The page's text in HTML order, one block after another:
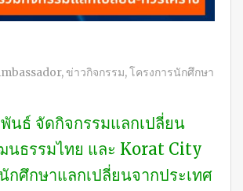
,ข่าวกิจกรรม,โครงการนักศึกษา
นธ์ จัดกิจกรรมแลกเปลี่ยน
นธรรมไทย และ Korat City
กศึกษาแลกเปลี่ยนจากประเทศ